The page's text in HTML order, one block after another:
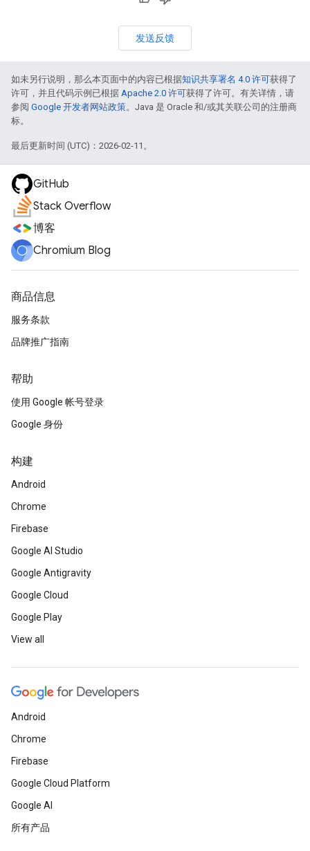
发送反馈
如未另行说明，那么本页面中的内容已根据知识共享署名 4.0 许可获得了
许可，并且代码示例已根据 Apache 2.0 许可获得了许可。有关详情，请
参阅 Google 开发者网站政策。Java 是 Oracle 和/或其关联公司的注册商
标。
最后更新时间 (UTC)：2026-02-11。
GitHub
Stack Overflow
博客
Chromium Blog
商品信息
服务条款
品牌推广指南
帮助
使用 Google 帐号登录
Google 身份
构建
Android
Chrome
Firebase
Google AI Studio
Google Antigravity
Google Cloud
Google Play
View all
Android
Chrome
Firebase
Google Cloud Platform
Google AI
所有产品